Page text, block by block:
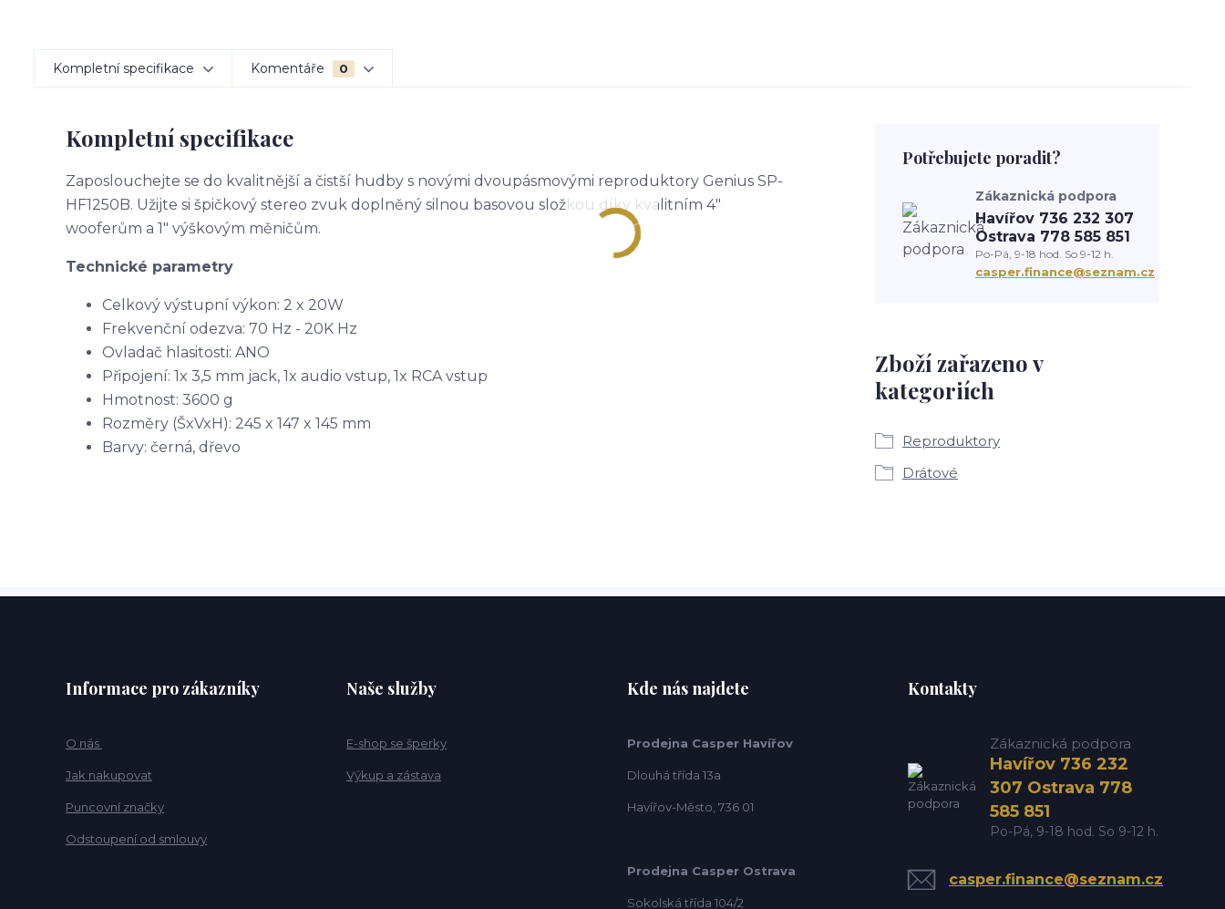
Kompletní specifikace Komentáře 0
Kompletní specifikace
Zaposlouchejte se do kvalitnější a čistší hudby s novými dvoupásmovými reproduktory Genius SP-
HF1250B. Užijte si špičkový stereo zvuk doplněný silnou basovou složkou díky kvalitním 4"
wooferům a 1" výškovým měničům.
Technické parametry
Celkový výstupní výkon: 2 x 20W
Frekvenční odezva: 70 Hz - 20K Hz
Ovladač hlasitosti: ANO
Připojení: 1x 3,5 mm jack, 1x audio vstup, 1x RCA vstup
Hmotnost: 3600 g
Rozměry (ŠxVxH): 245 x 147 x 145 mm
Barvy: černá, dřevo
Zboží zařazeno v
kategoriích
Reproduktory
Drátové
Potřebujete poradit?
Zákaznická podpora
Havířov 736 232 307
Ostrava 778 585 851
Po-Pá, 9-18 hod. So 9-12 h.
casper.finance@seznam.cz
Informace pro zákazníky
O nás
Jak nakupovat
Puncovní značky
Odstoupení od smlouvy
Naše služby
E-shop se šperky
Výkup a zástava
Kde nás najdete
Prodejna Casper Havířov
Dlouhá třída 13a
Havířov-Město, 736 01
Prodejna Casper Ostrava
Sokolská třída 104/2
Kontakty
Zákaznická podpora
Havířov 736 232
307 Ostrava 778
585 851
Po-Pá, 9-18 hod. So 9-12 h.
casper.finance@seznam.cz